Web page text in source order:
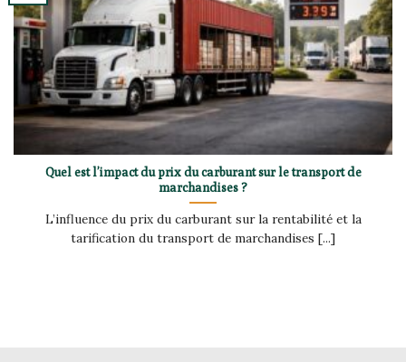
Quel est l’impact du prix du carburant sur le transport de
marchandises ?
L’influence du prix du carburant sur la rentabilité et la
tarification du transport de marchandises [...]